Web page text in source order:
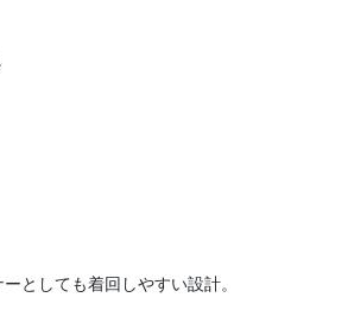
としても着回しやすい設計。